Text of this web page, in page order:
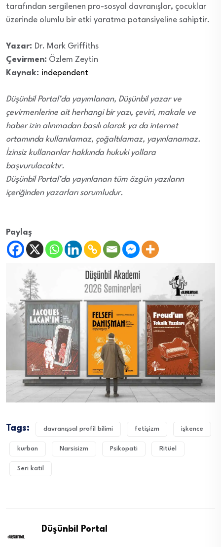
tarafından sergilenen pro-sosyal davranışlar, çocuklar
üzerinde olumlu bir etki yaratma potansiyeline sahiptir.
Yazar: Dr. Mark Griffiths
Çevirmen: Özlem Zeytin
Kaynak: independent
Düşünbil Portal’da yayımlanan, Düşünbil yazar ve
çevirmenlerine ait herhangi bir yazı, çeviri, makale ve
haber izin alınmadan basılı olarak ya da internet
ortamında kullanılamaz, çoğaltılamaz, yayınlanamaz.
İzinsiz kullananlar hakkında hukuki yollara
başvurulacaktır.
Düşünbil Portal’da yayınlanan tüm özgün yazıların
içeriğinden yazarları sorumludur.
Paylaş
Tags: davranışsal profil bilimi fetişizm işkence
kurban Narsisizm Psikopati Ritüel
Seri katil
Düşünbil Portal